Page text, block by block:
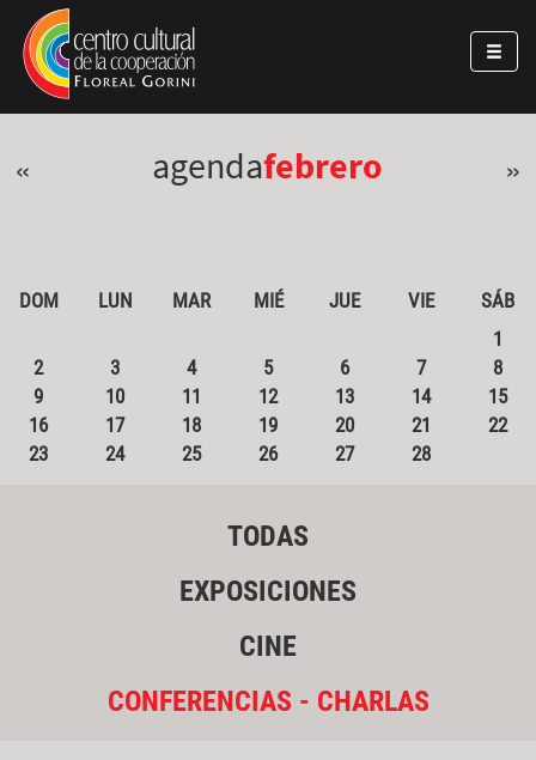
Pasar al contenido principal
Jump to main content
« agendafebrero »
DOM LUN MAR MIÉ JUE VIE
SÁB
1
2
3 4 5 6 7
8
9
10 11 12 13 14
15
16
17 18 19 20 21
22
23
24 25 26 27 28
TODAS
EXPOSICIONES
CINE
CONFERENCIAS - CHARLAS